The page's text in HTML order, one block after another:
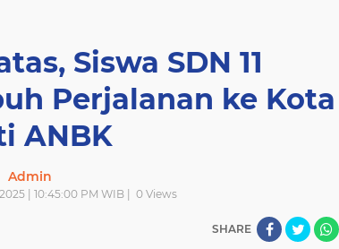
Siswa SDN 11
Perjalanan ke Kota
ANBK
Admin
| 10:45:00 PM WIB | 0Views
SHARE